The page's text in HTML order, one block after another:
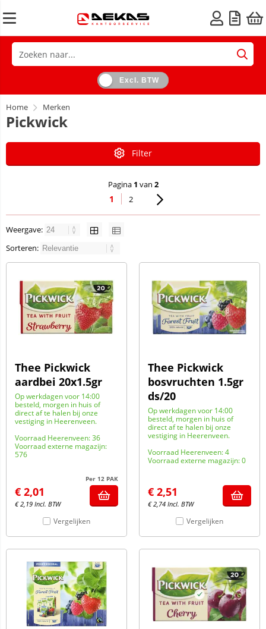
Excl. BTW
Home Merken
Pickwick
Filter
Pagina 1 van 2
1 2
Weergave:
Sorteren:
Thee Pickwick
aardbei 20x1.5gr
Op werkdagen voor 14:00
besteld, morgen in huis of
direct af te halen bij onze
vestiging in Heerenveen.
Voorraad Heerenveen: 36
Voorraad externe magazijn:
576
Per 12 PAK
€ 2,01
€2,19 Incl. BTW
Vergelijken
Thee Pickwick
bosvruchten 1.5gr
ds/20
Op werkdagen voor 14:00
besteld, morgen in huis of
direct af te halen bij onze
vestiging in Heerenveen.
Voorraad Heerenveen: 4
Voorraad externe magazijn: 0
€ 2,51
€2,74 Incl. BTW
Vergelijken